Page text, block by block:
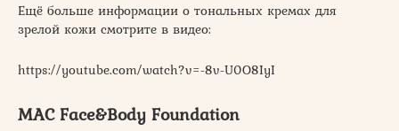
Ещё больше информации о тональных кремах для
зрелой кожи смотрите в видео:
https://youtube.com/watch?v=-8v-U0O8IyI
MAC Face&Body Foundation